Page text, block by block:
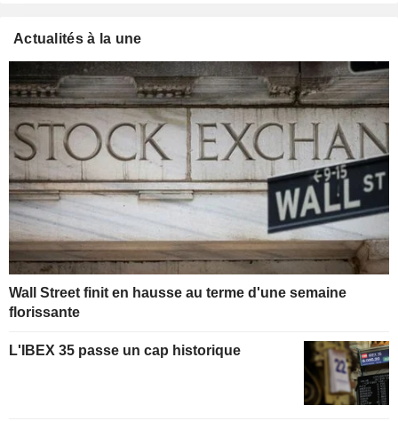
Actualités à la une
Wall Street finit en hausse au terme d'une semaine
florissante
L'IBEX 35 passe un cap historique